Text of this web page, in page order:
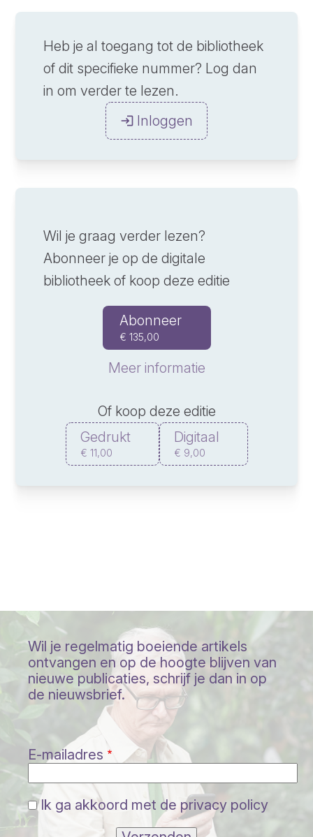
Heb je al toegang tot de bibliotheek
of dit specifieke nummer? Log dan
in om verder te lezen.
Inloggen
Wil je graag verder lezen?
Abonneer je op de digitale
bibliotheek of koop deze editie
Abonneer
€ 135,00
Meer informatie
Of koop deze editie
€ 11,00
Gedrukt
€ 9,00
Digitaal
Wil je regelmatig boeiende artikels
ontvangen en op de hoogte blijven van
nieuwe publicaties, schrijf je dan in op
de nieuwsbrief.
E-mailadres
Ik ga akkoord met de privacy policy